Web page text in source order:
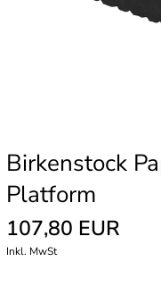
Birkenstock
Platform
107,80 EUR
Inkl. MwSt